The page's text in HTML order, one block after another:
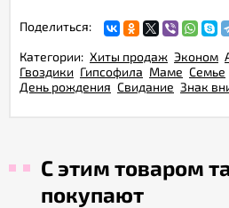
Поделиться:
Категории: Хиты продаж Эконом
Гвоздики Гипсофила Маме Семье
День рождения Свидание Знак
С этим товаром
покупают